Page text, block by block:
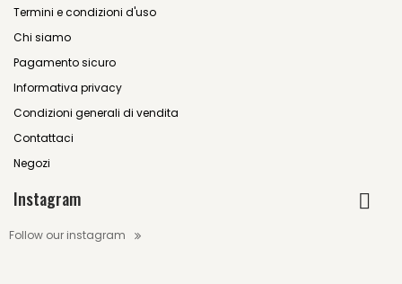
Termini e condizioni d'uso
Chi siamo
Pagamento sicuro
Informativa privacy
Condizioni generali di vendita
Contattaci
Negozi
Instagram
Follow our instagram